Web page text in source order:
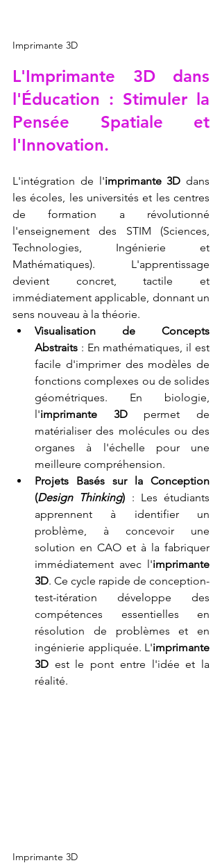
Imprimante 3D
L'Imprimante 3D dans
l'Éducation : Stimuler la
Pensée Spatiale et
l'Innovation.
L'intégration de l'imprimante 3D dans
les écoles, les universités et les centres
de formation a révolutionné
l'enseignement des STIM (Sciences,
Technologies, Ingénierie et
Mathématiques). L'apprentissage
devient concret, tactile et
immédiatement applicable, donnant un
sens nouveau à la théorie.
Visualisation de Concepts
Abstraits : En mathématiques, il est
facile d'imprimer des modèles de
fonctions complexes ou de solides
géométriques. En biologie,
l'imprimante 3D permet de
matérialiser des molécules ou des
organes à l'échelle pour une
meilleure compréhension.
Projets Basés sur la Conception
(Design Thinking) : Les étudiants
apprennent à identifier un
problème, à concevoir une
solution en CAO et à la fabriquer
immédiatement avec l'imprimante
3D. Ce cycle rapide de conception-
test-itération développe des
compétences essentielles en
résolution de problèmes et en
ingénierie appliquée. L'imprimante
3D est le pont entre l'idée et la
réalité.
Imprimante 3D